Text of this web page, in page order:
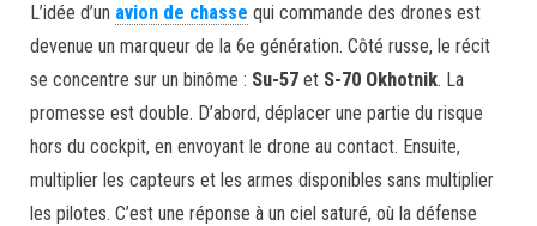
L’idée d’un avion de chasse qui commande des drones est
devenue un marqueur de la 6e génération. Côté russe, le récit
se concentre sur un binôme : Su-57 et S-70 Okhotnik. La
promesse est double. D’abord, déplacer une partie du risque
hors du cockpit, en envoyant le drone au contact. Ensuite,
multiplier les capteurs et les armes disponibles sans multiplier
les pilotes. C’est une réponse à un ciel saturé, où la défense